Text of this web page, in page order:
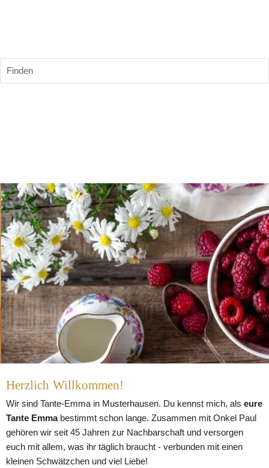
Finden
Herzlich Willkommen!
Wir sind Tante-Emma in Musterhausen. Du kennst mich, als eure
Tante Emma bestimmt schon lange. Zusammen mit Onkel Paul
gehören wir seit 45 Jahren zur Nachbarschaft und versorgen
euch mit allem, was ihr täglich braucht - verbunden mit einen
kleinen Schwätzchen und viel Liebe!